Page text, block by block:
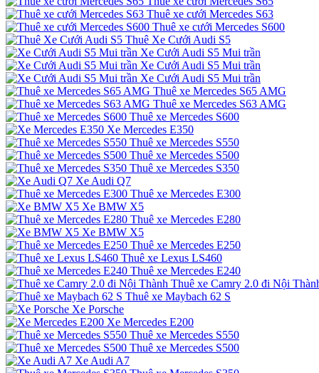
Thuê xe cưới Mercedes S63
Thuê xe cưới Mercedes S600
Thuê Xe Cưới Audi S5
Xe Cưới Audi S5 Mui trần
Xe Cưới Audi S5 Mui trần
Xe Cưới Audi S5 Mui trần
Thuê xe Mercedes S65 AMG
Thuê xe Mercedes S63 AMG
Thuê xe Mercedes S600
Xe Mercedes E350
Thuê xe Mercedes S550
Thuê xe Mercedes S500
Thuê xe Mercedes S350
Xe Audi Q7
Thuê xe Mercedes E300
Xe BMW X5
Thuê xe Mercedes E280
Xe BMW X5
Thuê xe Mercedes E250
Thuê xe Lexus LS460
Thuê xe Mercedes E240
Thuê xe Camry 2.0 đi Nội
Thuê xe Maybach 62 S
Xe Porsche
Xe Mercedes E200
Thuê xe Mercedes S550
Thuê xe Mercedes S500
Xe Audi A7